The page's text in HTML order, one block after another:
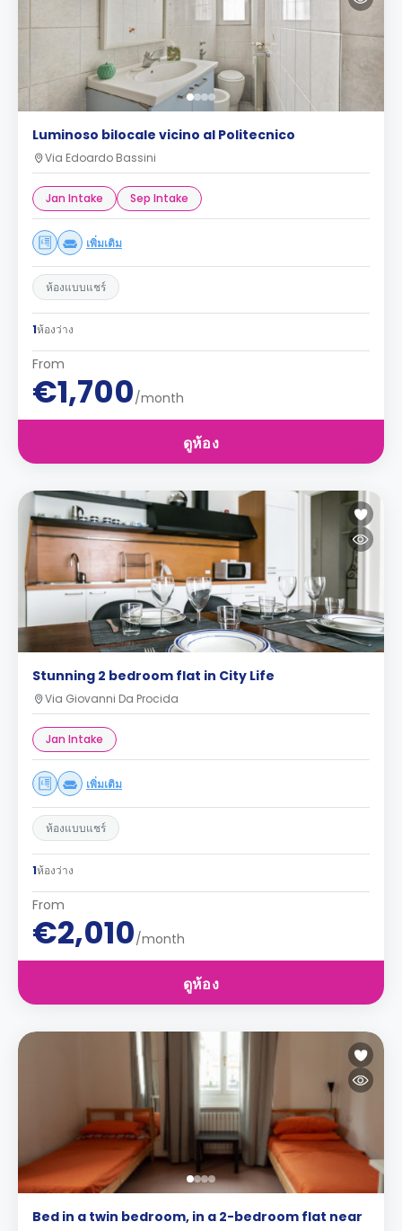
Luminoso bilocale vicino al Politecnico
Via Edoardo Bassini
Jan Intake Sep Intake
เพิ่มเติม
ห้องแบบแชร์
1ห้องว่าง
From
€1,700/month
ดูห้อง
Stunning 2 bedroom flat in City Life
Via Giovanni Da Procida
Jan Intake
เพิ่มเติม
ห้องแบบแชร์
1ห้องว่าง
From
€2,010/month
ดูห้อง
Bed in a twin bedroom, in a 2-bedroom flat near